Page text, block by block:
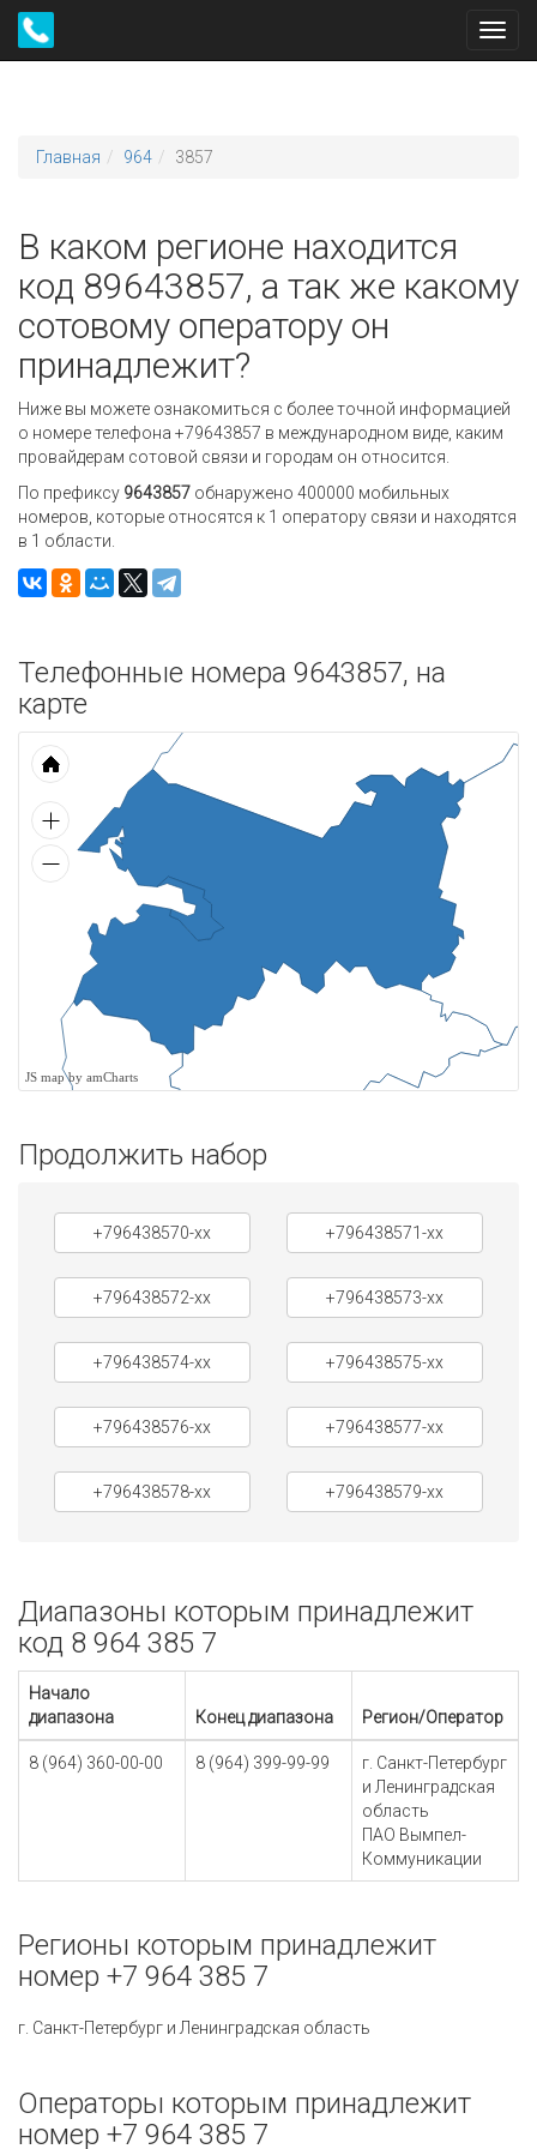
Главная 964 3857
В каком регионе находится
код 89643857, а так же какому
сотовому оператору он
принадлежит?
Ниже вы можете ознакомиться с более точной информацией
о номере телефона +79643857 в международном виде, каким
провайдерам сотовой связи и городам он относится.
По префиксу 9643857 обнаружено 400000 мобильных
номеров, которые относятся к 1 оператору связи и находятся
в 1 области.
Телефонные номера 9643857, на
карте
JS map by amCharts
Продолжить набор
+796438570-xx +796438571-xx
+796438572-xx +796438573-xx
+796438574-xx +796438575-xx
+796438576-xx +796438577-xx
+796438578-xx +796438579-xx
Диапазоны которым принадлежит
код 8 964 385 7
Начало
диапазона
Конец диапазона Регион/Оператор
8 (964) 360-00-00 8 (964) 399-99-99
г. Санкт-Петербург
и Ленинградская
область
ПАО Вымпел-
Коммуникации
Регионы которым принадлежит
номер +7 964 385 7
г. Санкт-Петербург и Ленинградская область
Операторы которым принадлежит
номер +7 964 385 7